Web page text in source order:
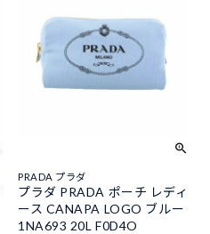
PRADA プラダ
プラダ PRADA ポーチ レディ
ース CANAPA LOGO ブルー
1NA693 20L F0D4O